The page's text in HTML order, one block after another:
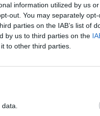
information utilized by us
out. You may separately
parties on the IAB’s list of
by us to third parties on the
to other third parties.
A
a hatalom által,
az erősebbek.
oda egy belga
éves Lukas Dhont
nézőpont)